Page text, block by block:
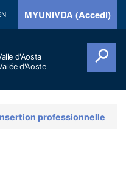
MYUNIVDA (Accedi)
d'Aosta
d'Aoste
professionnelle